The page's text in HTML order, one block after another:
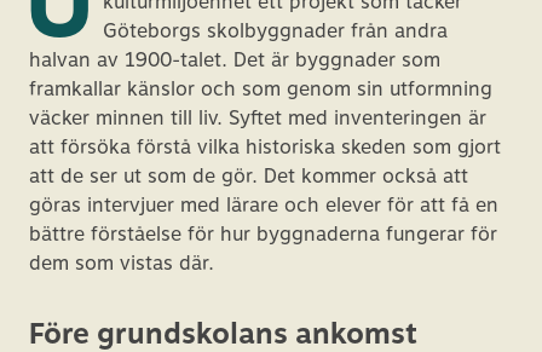
Göteborgs skolbyggnader från andra
halvan av 1900-talet. Det är byggnader som
framkallar känslor och som genom sin utformning
väcker minnen till liv. Syftet med inventeringen är
att försöka förstå vilka historiska skeden som gjort
att de ser ut som de gör. Det kommer också att
göras intervjuer med lärare och elever för att få en
bättre förståelse för hur byggnaderna fungerar för
dem som vistas där.
Före grundskolans ankomst